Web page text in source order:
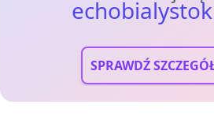
SPRAWDŹ